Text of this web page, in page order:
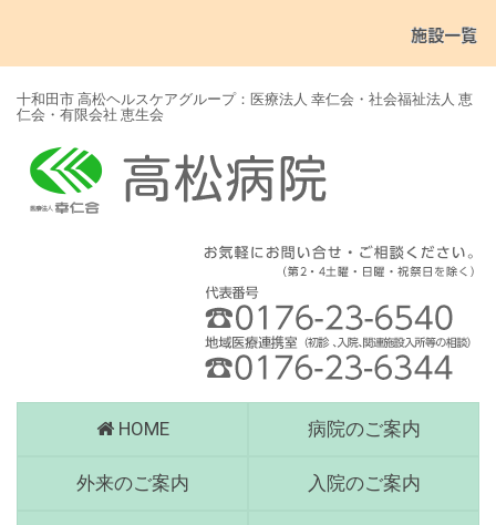
十和田市 高松ヘルスケアグループ：医療法人 幸仁会・社会福祉法人 恵
仁会・有限会社 恵生会
HOME 病院のご案内
外来のご案内 入院のご案内